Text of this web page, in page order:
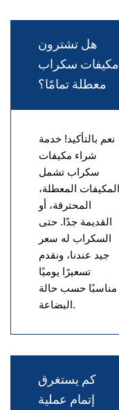
هل تشترون
مكيفات سكراب
معطلة تمامًا؟
نعم بالتأكيد! خدمة
شراء مكيفات
سكراب تشمل
المكيفات المعطلة،
المحترقة، أو
القديمة جدًا. حتى
السكراب له سعر
جيد عندنا، ونقدم
تسعيرًا يوميًا
مناسبًا حسب حالة
البضاعة.
كم يستغرق
إتمام عملية